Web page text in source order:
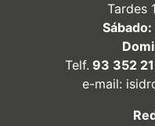
Tardes
Sábado:
Telf. 93 352
e-mail: